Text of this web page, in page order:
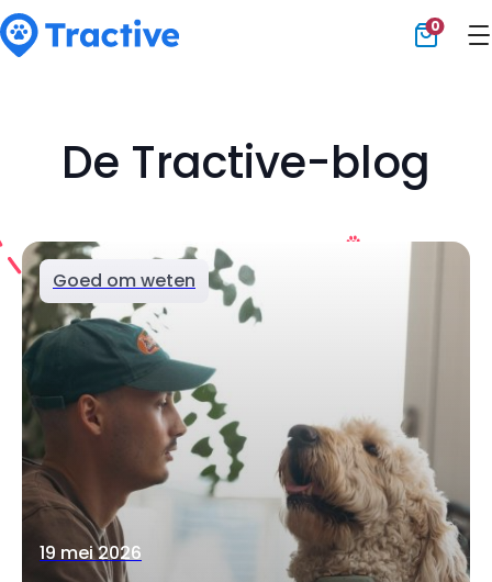
0
De Tractive-blog
Goed om weten
19 mei 2026